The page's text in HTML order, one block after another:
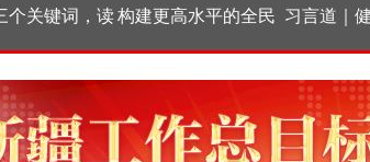
关键词，读
济“半年答
卷”
构建更高水平的全民
健身公共服务体系
习言道｜健康
他是后面